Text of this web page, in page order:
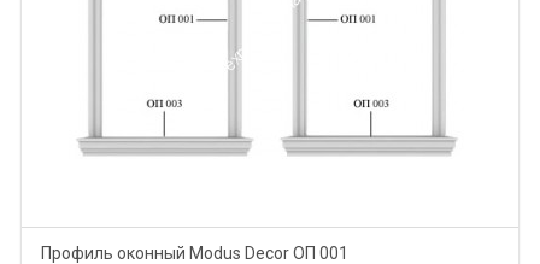
Профиль оконный Modus Decor ОП 001